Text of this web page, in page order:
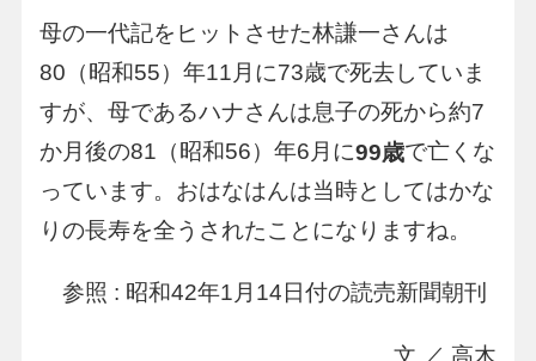
母の一代記をヒットさせた林謙一さんは
80（昭和55）年11月に73歳で死去していま
すが、母であるハナさんは息子の死から約7
か月後の81（昭和56）年6月に99歳で亡くな
っています。おはなはんは当時としてはかな
りの長寿を全うされたことになりますね。
参照 : 昭和42年1月14日付の読売新聞朝刊
文 ／ 高木